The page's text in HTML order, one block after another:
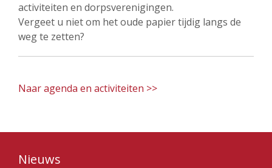
activiteiten en dorpsverenigingen.
Vergeet u niet om het oude papier tijdig langs de
weg te zetten?
Naar agenda en activiteiten >>
Nieuws